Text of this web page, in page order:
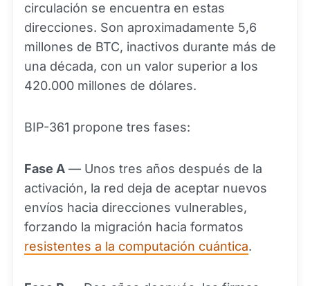
circulación se encuentra en estas
direcciones. Son aproximadamente 5,6
millones de BTC, inactivos durante más de
una década, con un valor superior a los
420.000 millones de dólares.
BIP-361 propone tres fases:
Fase A — Unos tres años después de la
activación, la red deja de aceptar nuevos
envíos hacia direcciones vulnerables,
forzando la migración hacia formatos
resistentes a la computación cuántica.